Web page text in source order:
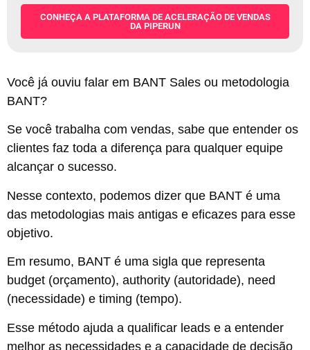
CONHEÇA A PLATAFORMA DE ACELERAÇÃO DE VENDAS
DA PIPERUN
Você já ouviu falar em BANT Sales ou metodologia
BANT?
Se você trabalha com vendas, sabe que entender os
clientes faz toda a diferença para qualquer equipe
alcançar o sucesso.
Nesse contexto, podemos dizer que BANT é uma
das metodologias mais antigas e eficazes para esse
objetivo.
Em resumo, BANT é uma sigla que representa
budget (orçamento), authority (autoridade), need
(necessidade) e timing (tempo).
Esse método ajuda a qualificar leads e a entender
melhor as necessidades e a capacidade de decisão